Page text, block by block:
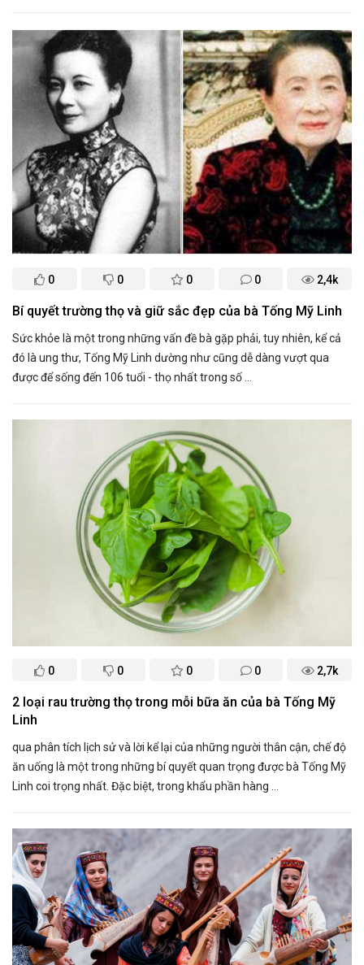
0 0 0 0 2,4k
Bí quyết trường thọ và giữ sắc đẹp của bà Tống Mỹ Linh
Sức khỏe là một trong những vấn đề bà gặp phải, tuy nhiên, kể cả
đó là ung thư, Tống Mỹ Linh dường như cũng dễ dàng vượt qua
được để sống đến 106 tuổi - thọ nhất trong số ...
0 0 0 0 2,7k
2 loại rau trường thọ trong mỗi bữa ăn của bà Tống Mỹ
Linh
qua phân tích lịch sử và lời kể lại của những người thân cận, chế độ
ăn uống là một trong những bí quyết quan trọng được bà Tống Mỹ
Linh coi trọng nhất. Đặc biệt, trong khẩu phần hàng ...